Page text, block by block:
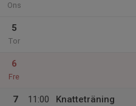
Ons
5
Tor
6
Fre
7
11:00
Knatteträning